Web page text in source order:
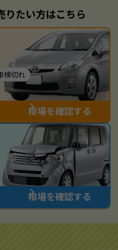
りたい方はこちら
検切れ
相場を確認する
相場を確認する